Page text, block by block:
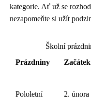
kategorie. Ať už se
nezapomeňte si užít
Školní
Prázdniny
Začátek
Pololetní 2.